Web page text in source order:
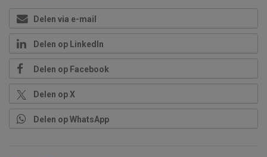
Delen via e-mail
Delen op LinkedIn
Delen op Facebook
Delen op X
Delen op WhatsApp